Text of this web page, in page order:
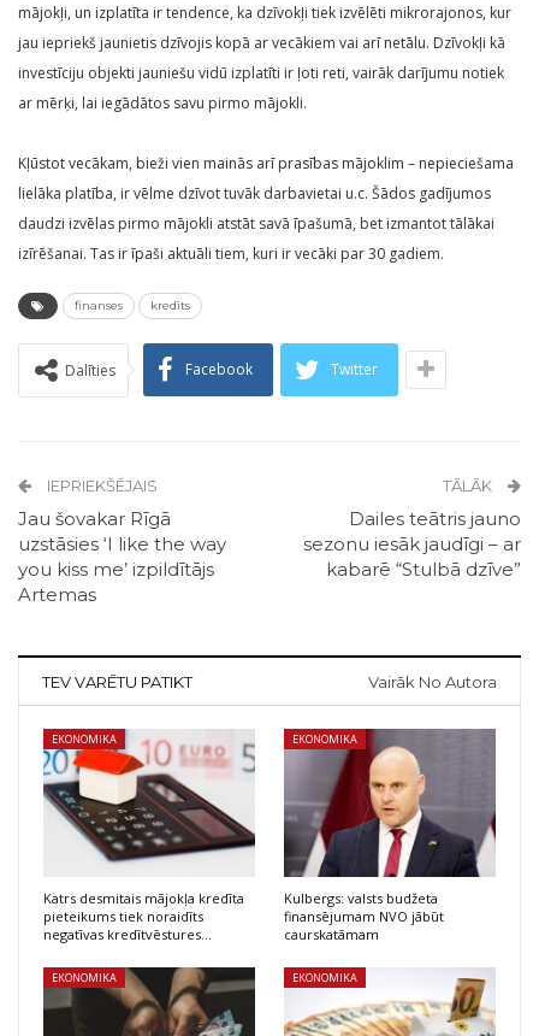
mājokļi, un izplatīta ir tendence, ka dzīvokļi tiek izvēlēti mikrorajonos, kur
jau iepriekš jaunietis dzīvojis kopā ar vecākiem vai arī netālu. Dzīvokļi kā
investīciju objekti jauniešu vidū izplatīti ir ļoti reti, vairāk darījumu notiek
ar mērķi, lai iegādātos savu pirmo mājokli.
Kļūstot vecākam, bieži vien mainās arī prasības mājoklim – nepieciešama
lielāka platība, ir vēlme dzīvot tuvāk darbavietai u.c. Šādos gadījumos
daudzi izvēlas pirmo mājokli atstāt savā īpašumā, bet izmantot tālākai
izīrēšanai. Tas ir īpaši aktuāli tiem, kuri ir vecāki par 30 gadiem.
finanses kredīts
Dalīties Facebook Twitter
IEPRIEKŠĒJAIS
Jau šovakar Rīgā
uzstāsies ‘I like the way
you kiss me’ izpildītājs
Artemas
TĀLĀK
Dailes teātris jauno
sezonu iesāk jaudīgi – ar
kabarē “Stulbā dzīve”
TEV VARĒTU PATIKT Vairāk No Autora
EKONOMIKA
Katrs desmitais mājokļa kredīta
pieteikums tiek noraidīts
negatīvas kredītvēstures…
EKONOMIKA
Kulbergs: valsts budžeta
finansējumam NVO jābūt
caurskatāmam
EKONOMIKA EKONOMIKA